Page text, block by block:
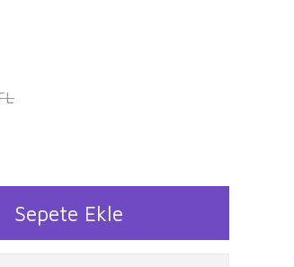
Sepete Ekle